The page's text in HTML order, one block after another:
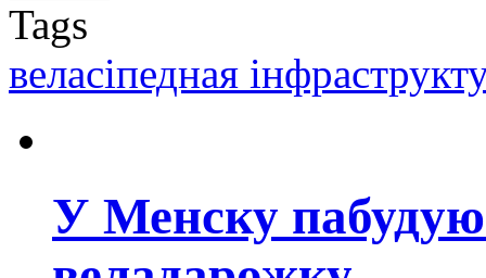
Tags
веласіпедная
У Менску